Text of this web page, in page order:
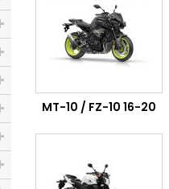
MT-10 / FZ-10 16-20